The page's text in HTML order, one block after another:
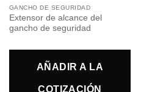
GANCHO DE SEGURIDAD
Extensor de alcance del
gancho de seguridad
AÑADIR A LA
COTIZACIÓN